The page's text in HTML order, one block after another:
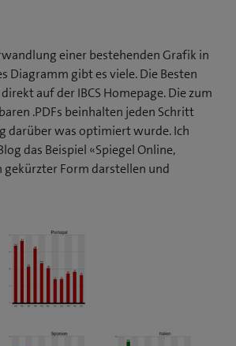
einer bestehenden Grafik in
Diagramm gibt es viele. Die Besten
auf der IBCS Homepage. Die zum
.PDFs beinhalten jeden Schritt
darüber was optimiert wurde. Ich
das Beispiel «Spiegel Online,
gekürzter Form darstellen und